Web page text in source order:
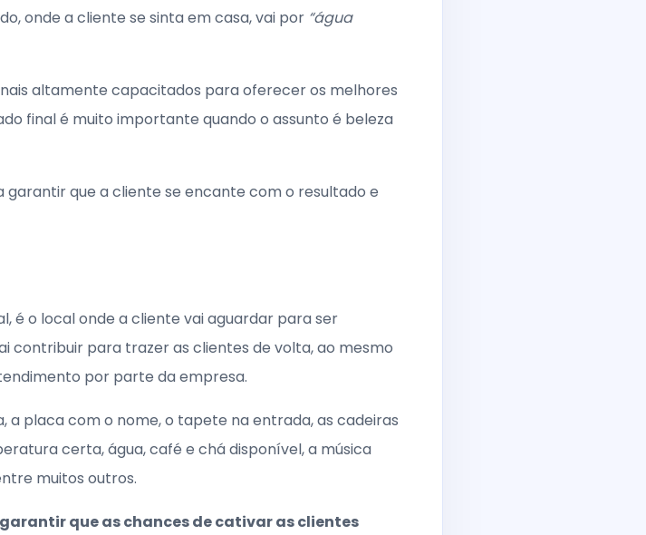
onde a cliente se sinta em casa, vai por “água
altamente capacitados para oferecer os melhores
final é muito importante quando o assunto é beleza
que a cliente se encante com o resultado e
é o local onde a cliente vai aguardar para ser
contribuir para trazer as clientes de volta, ao mesmo
por parte da empresa.
placa com o nome, o tapete na entrada, as cadeiras
certa, água, café e chá disponível, a música
muitos outros.
que as chances de cativar as clientes